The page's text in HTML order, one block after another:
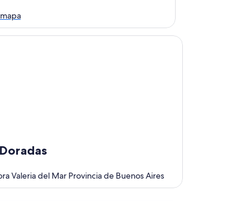
Valeria del Mar Provincia de Buenos Aires